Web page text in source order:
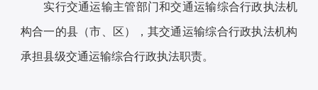
实行交通运输主管部门和交通运输综合行政执法机
构合一的县（市、区），其交通运输综合行政执法机构
承担县级交通运输综合行政执法职责。